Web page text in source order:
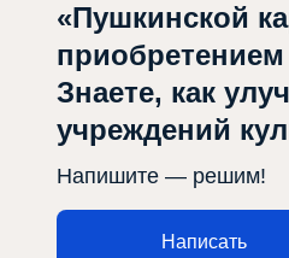
«Пушкинской
Знаете, как
учреждений
Напишите — решим!
Написать